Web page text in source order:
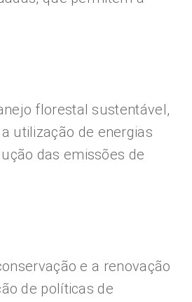
florestal sustentável,
utilização de energias
das emissões de
e a renovação
de políticas de